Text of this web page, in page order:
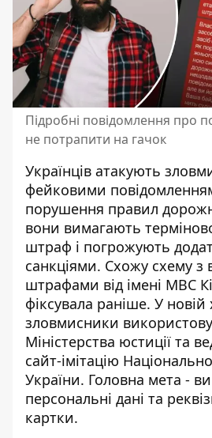
Підробні повідомлення про
не потрапити на гачок
Українців атакують
фейковими
порушення правил
вони вимагають
штраф і погрожують
санкціями. Схожу схему з
штрафами від імені МВС
фіксувала раніше. У новій
зловмисники
Міністерства юстиції та
сайт-імітацію
України. Головна мета -
персональні дані та
картки.